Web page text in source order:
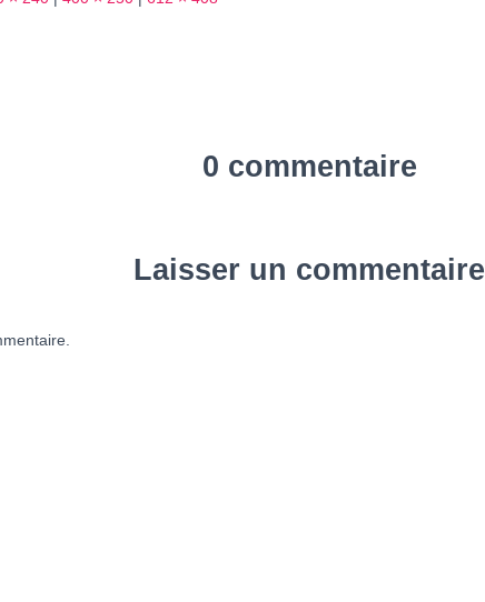
0 commentaire
Laisser un commentaire